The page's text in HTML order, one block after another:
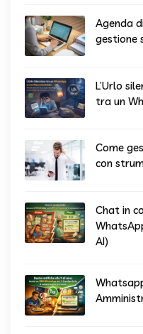
Agenda
gestione
L’Urlo
tra un
Come
con
Chat in
AI)